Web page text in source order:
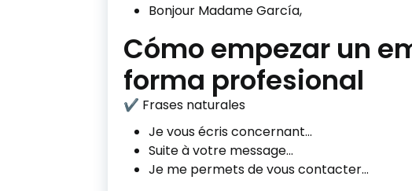
Bonjour Madame García,
Cómo empezar un
forma profesional
✔ Frases naturales
Je vous écris concernant…
Suite à votre message…
Je me permets de vous contacter…